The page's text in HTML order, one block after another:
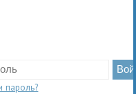
пароль?